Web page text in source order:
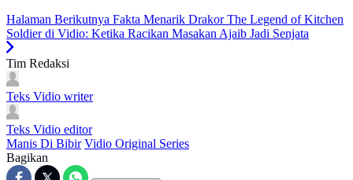
Halaman Berikutnya Fakta Menarik Drakor The Legend of Kitchen
Soldier di Vidio: Ketika Racikan Masakan Ajaib Jadi Senjata
Tim Redaksi
Teks Vidio writer
Teks Vidio editor
Manis Di Bibir Vidio Original Series
Bagikan